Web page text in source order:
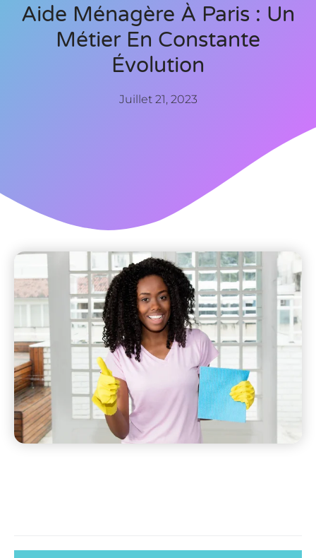
Aide Ménagère À Paris : Un
Métier En Constante
Évolution
Juillet 21, 2023